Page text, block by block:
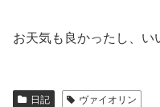
お天気も良かったし、い
日記 ヴァイオリン